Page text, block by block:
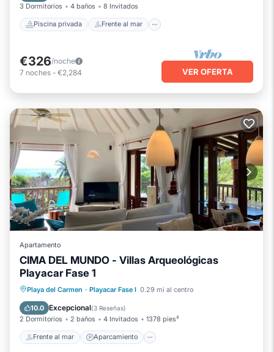
3 Dormitorios 4 baños 8 Invitados
Piscina privada Frente al mar
€326/noche
7 noches - €2,284 VER OFERTA
Apartamento
CIMA DEL MUNDO - Villas Arqueológicas
Playacar Fase 1
Playa del Carmen · Playacar Fase I 0.29 mi al centro
10.0 Excepcional(3 Reseñas)
2 Dormitorios 2 baños 4 Invitados 1378 pies²
Frente al mar Aparcamiento
Frente al mar Aparcamiento
Piscina
Vista al mar